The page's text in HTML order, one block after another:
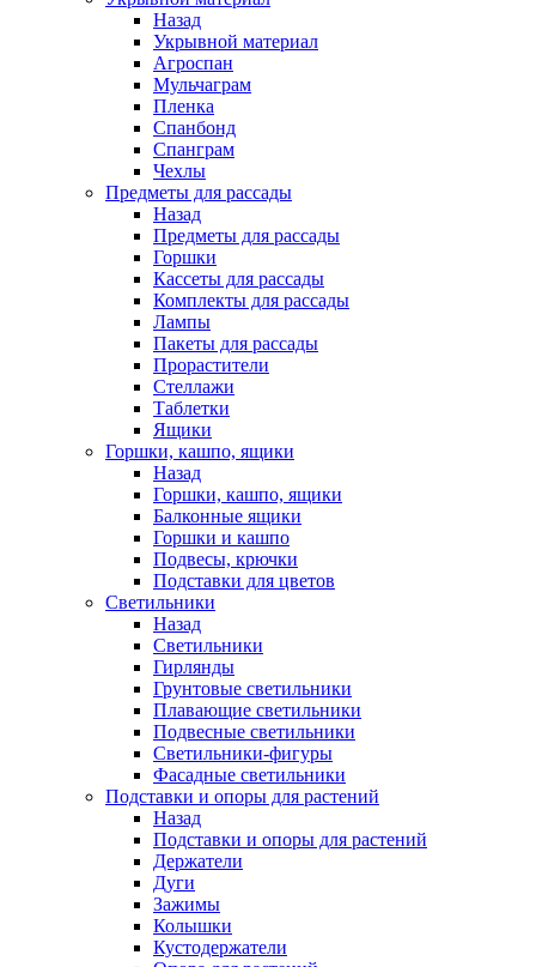
Назад
Укрывной материал
Агроспан
Мульчаграм
Пленка
Спанбонд
Спанграм
Чехлы
Предметы для рассады
Назад
Предметы для рассады
Горшки
Кассеты для рассады
Комплекты для рассады
Лампы
Пакеты для рассады
Прорастители
Стеллажи
Таблетки
Ящики
Горшки, кашпо, ящики
Назад
Горшки, кашпо, ящики
Балконные ящики
Горшки и кашпо
Подвесы, крючки
Подставки для цветов
Светильники
Назад
Светильники
Гирлянды
Грунтовые светильники
Плавающие светильники
Подвесные светильники
Светильники-фигуры
Фасадные светильники
Подставки и опоры для растений
Назад
Подставки и опоры для растений
Держатели
Дуги
Зажимы
Колышки
Кустодержатели